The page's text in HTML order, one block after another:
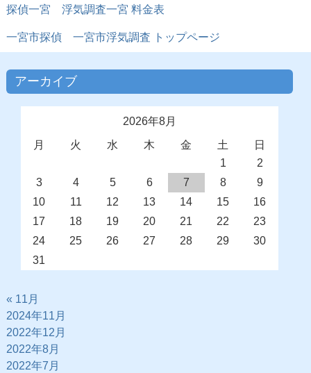
探偵一宮 浮気調査一宮 料金表
一宮市探偵 一宮市浮気調査 トップページ
アーカイブ
2026年8月
月
火 水 木 金 土
日
1
2
3
4 5 6 7 8
9
10
11 12 13 14 15
16
17
18 19 20 21 22
23
24
25 26 27 28 29
30
31
« 11月
2024年11月
2022年12月
2022年8月
2022年7月